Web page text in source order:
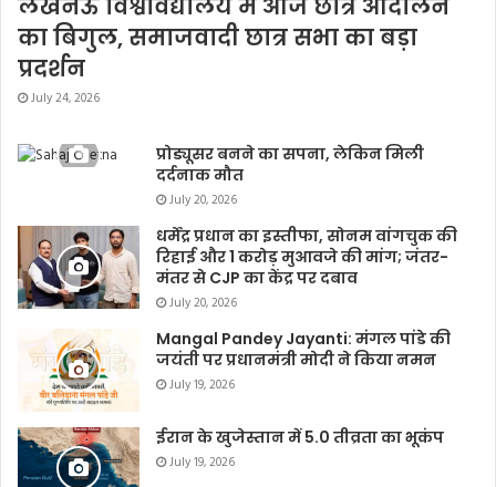
लखनऊ विश्वविद्यालय में आज छात्र आंदोलन
का बिगुल, समाजवादी छात्र सभा का बड़ा
प्रदर्शन
July 24, 2026
प्रोड्यूसर बनने का सपना, लेकिन मिली
दर्दनाक मौत
July 20, 2026
धर्मेंद्र प्रधान का इस्तीफा, सोनम वांगचुक की
रिहाई और 1 करोड़ मुआवजे की मांग; जंतर-
मंतर से CJP का केंद्र पर दबाव
July 20, 2026
Mangal Pandey Jayanti: मंगल पांडे की
जयंती पर प्रधानमंत्री मोदी ने किया नमन
July 19, 2026
ईरान के खुजेस्तान में 5.0 तीव्रता का भूकंप
July 19, 2026